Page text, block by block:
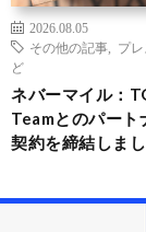
2026.08.05
その他の記事
プ
ど
ネバーマイル：
Teamとのパート
契約を締結しま